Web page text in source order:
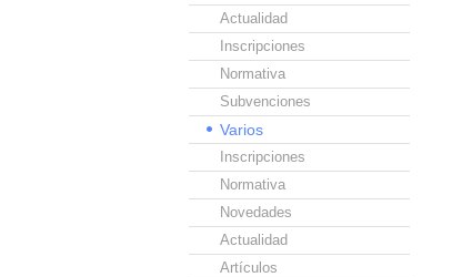
Actualidad
Inscripciones
Normativa
Subvenciones
Varios
Inscripciones
Normativa
Novedades
Actualidad
Artículos